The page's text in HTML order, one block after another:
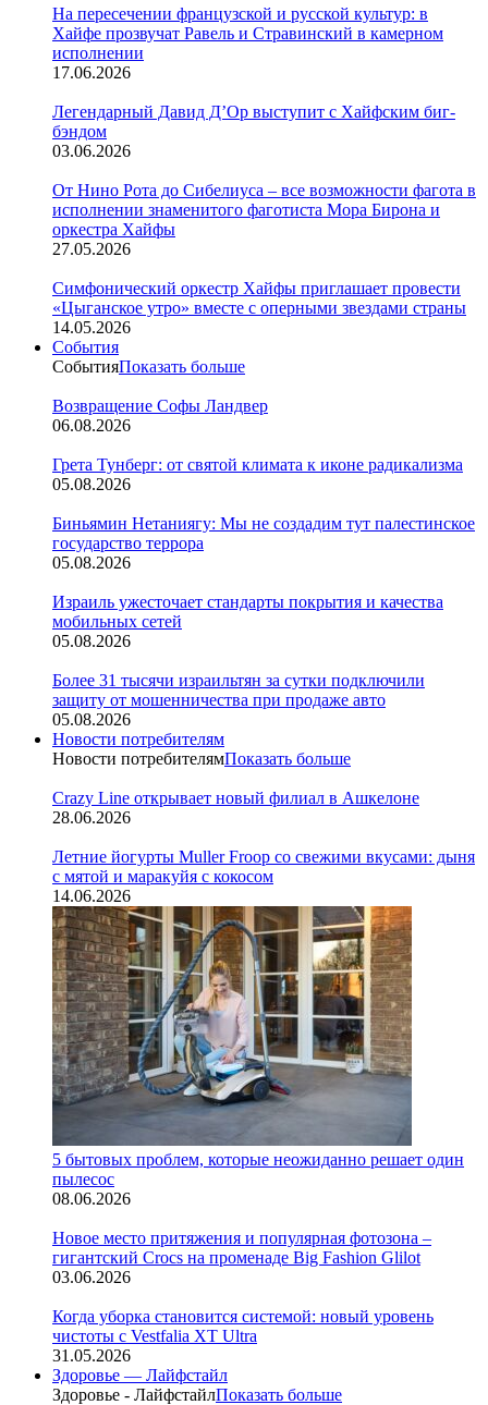
На пересечении французской и русской культур: в
Хайфе прозвучат Равель и Стравинский в камерном
исполнении
17.06.2026
Легендарный Давид Д’Ор выступит с Хайфским биг-
бэндом
03.06.2026
От Нино Рота до Сибелиуса – все возможности фагота в
исполнении знаменитого фаготиста Мора Бирона и
оркестра Хайфы
27.05.2026
Симфонический оркестр Хайфы приглашает провести
«Цыганское утро» вместе с оперными звездами страны
14.05.2026
События
СобытияПоказать больше
Возвращение Софы Ландвер
06.08.2026
Грета Тунберг: от святой климата к иконе радикализма
05.08.2026
Биньямин Нетаниягу: Мы не создадим тут палестинское
государство террора
05.08.2026
Израиль ужесточает стандарты покрытия и качества
мобильных сетей
05.08.2026
Более 31 тысячи израильтян за сутки подключили
защиту от мошенничества при продаже авто
05.08.2026
Новости потребителям
Новости потребителямПоказать больше
Crazy Line открывает новый филиал в Ашкелоне
28.06.2026
Летние йогурты Muller Froop со свежими вкусами: дыня
с мятой и маракуйя с кокосом
14.06.2026
5 бытовых проблем, которые неожиданно решает один
пылесос
08.06.2026
Новое место притяжения и популярная фотозона –
гигантский Crocs на променаде Big Fashion Glilot
03.06.2026
Когда уборка становится системой: новый уровень
чистоты с Vestfalia XT Ultra
31.05.2026
Здоровье — Лайфстайл
Здоровье - ЛайфстайлПоказать больше